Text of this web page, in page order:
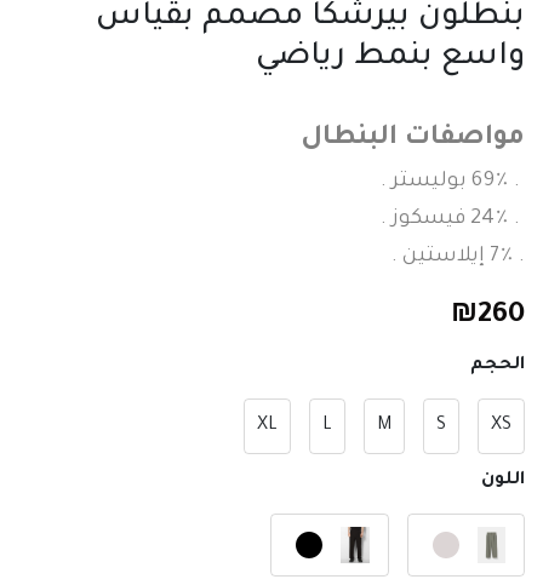
بنطلون بيرشكا مصمم بقياس
واسع بنمط رياضي
مواصفات البنطال
. 69٪ بوليستر .
. 24٪ فيسكوز .
. 7٪ إيلاستين .
₪260
الحجم
XS
S
M
L
XL
اللون